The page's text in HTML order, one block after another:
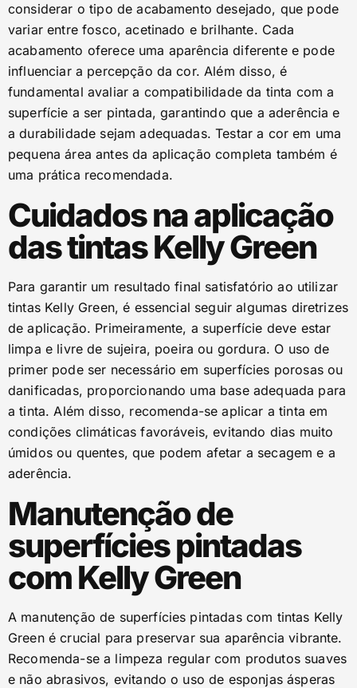
considerar o tipo de acabamento desejado, que pode
variar entre fosco, acetinado e brilhante. Cada
acabamento oferece uma aparência diferente e pode
influenciar a percepção da cor. Além disso, é
fundamental avaliar a compatibilidade da tinta com a
superfície a ser pintada, garantindo que a aderência e
a durabilidade sejam adequadas. Testar a cor em uma
pequena área antes da aplicação completa também é
uma prática recomendada.
Cuidados na aplicação
das tintas Kelly Green
Para garantir um resultado final satisfatório ao utilizar
tintas Kelly Green, é essencial seguir algumas diretrizes
de aplicação. Primeiramente, a superfície deve estar
limpa e livre de sujeira, poeira ou gordura. O uso de
primer pode ser necessário em superfícies porosas ou
danificadas, proporcionando uma base adequada para
a tinta. Além disso, recomenda-se aplicar a tinta em
condições climáticas favoráveis, evitando dias muito
úmidos ou quentes, que podem afetar a secagem e a
aderência.
Manutenção de
superfícies pintadas
com Kelly Green
A manutenção de superfícies pintadas com tintas Kelly
Green é crucial para preservar sua aparência vibrante.
Recomenda-se a limpeza regular com produtos suaves
e não abrasivos, evitando o uso de esponjas ásperas